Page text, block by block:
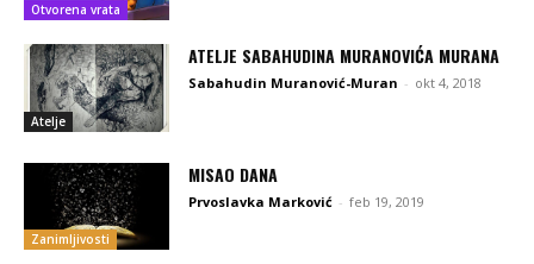
Otvorena vrata
Atelje
ATELJE SABAHUDINA MURANOVIĆA MURANA
Sabahudin Muranović-Muran - okt 4, 2018
Zanimljivosti
MISAO DANA
Prvoslavka Marković - feb 19, 2019